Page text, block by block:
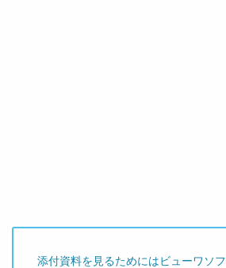
添付資料を見るためにはビューワソ